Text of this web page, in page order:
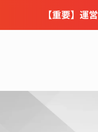
【重要】運